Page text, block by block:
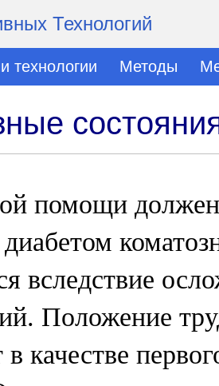
Технологий
технологии Методы
помощи
вследствие
Положение
качестве